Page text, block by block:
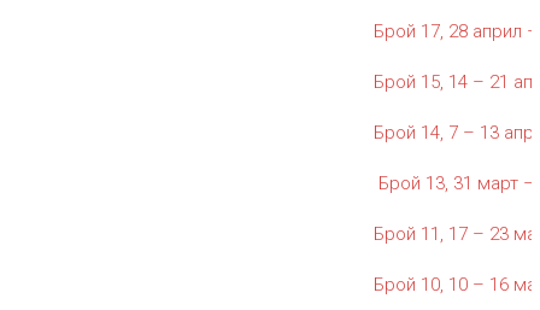
Брой 17, 28 април
Брой 15, 14 – 21
Брой 14, 7 – 13
Брой 13, 31 март –
Брой 11, 17 – 23
Брой 10, 10 – 16